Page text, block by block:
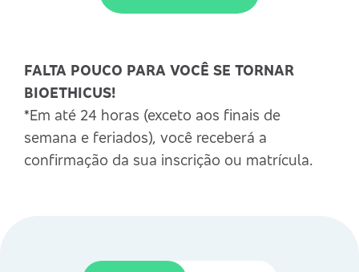
FALTA POUCO PARA VOCÊ SE TORNAR
BIOETHICUS!
*Em até 24 horas (exceto aos finais de
semana e feriados), você receberá a
confirmação da sua inscrição ou matrícula.